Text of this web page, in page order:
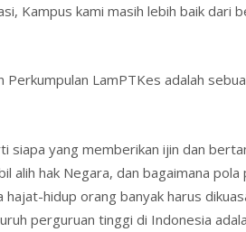
Kampus kami masih lebih baik dari
Perkumpulan LamPTKes adalah
siapa yang memberikan ijin dan
alih hak Negara, dan bagaimana
hidup orang banyak harus
perguruan tinggi di Indonesia